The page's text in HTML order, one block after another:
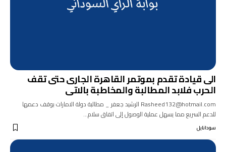
الى قيادة تقدم بموتمر القاهرة الجارى حتى تقف
الحرب فلابد المطالبة والمخاطبة بالاتى
Rasheed132@hotmail.com الرشيد جعفر _ مطالبة دولة الامارات بوقف دعمها
للدعم السريع مما يسهل عملية الوصول إلى اتفاق سلام…
سودانايل